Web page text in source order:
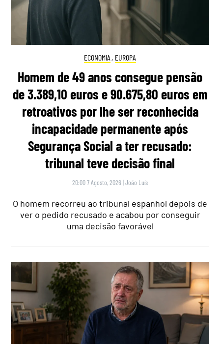
ECONOMIA , EUROPA
Homem de 49 anos consegue pensão
de 3.389,10 euros e 90.675,80 euros em
retroativos por lhe ser reconhecida
incapacidade permanente após
Segurança Social a ter recusado:
tribunal teve decisão final
20:00 7 Agosto, 2026 |João Luís
O homem recorreu ao tribunal espanhol depois de
ver o pedido recusado e acabou por conseguir
uma decisão favorável